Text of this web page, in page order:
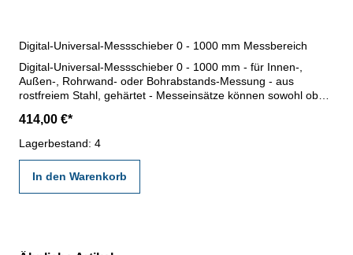
Digital-Universal-Messschieber 0 - 1000 mm Messbereich
Digital-Universal-Messschieber 0 - 1000 mm - für Innen-,
Außen-, Rohrwand- oder Bohrabstands-Messung - aus
rostfreiem Stahl, gehärtet - Messeinsätze können sowohl oben
(Option) - mit Ein/Aus-, mm/inch-, Abs/Inc- und Zero/Preset-
Tasten - Datenausgang RB 2 - Ablesung 0,01 mm -
Genauigkeit 0,08 mm - im Kasten (nur zum Transport!)
Lieferung ohne Messeinsätze,
passende Messeinsätze separat mitbestellen!
414,00 €*
Lagerbestand: 4
In den Warenkorb